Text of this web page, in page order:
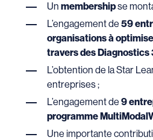
Un membershipse
L’engagement de59
organisations à
travers des Diagnostics
L’obtention de la Star
entreprises ;
L’engagement de9
programme
Une importante